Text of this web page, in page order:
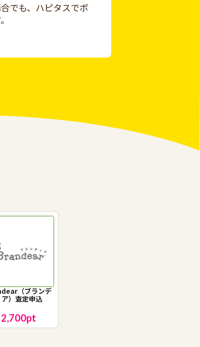
でも、ハピタスでポ
（ブランデ
ア）査定申込
2,700pt